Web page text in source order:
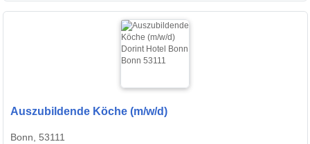
Auszubildende Köche (m/w/d)
Bonn, 53111